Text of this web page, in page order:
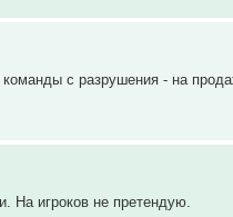
с разрушения - на
На игроков не претендую.